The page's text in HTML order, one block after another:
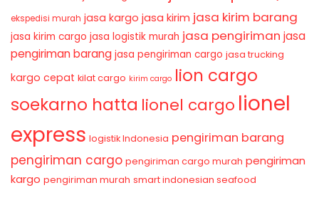
ekspedisi murah jasa kargo jasa kirim jasa kirim barang
jasa kirim cargo jasa logistik murah jasa pengiriman jasa
pengiriman barang jasa pengiriman cargo jasa trucking
kargo cepat kilat cargo kirim cargo lion cargo
soekarno hatta lionel cargo lionel
express logistik Indonesia pengiriman barang
pengiriman cargo pengiriman cargo murah pengiriman
kargo pengiriman murah smart indonesian seafood